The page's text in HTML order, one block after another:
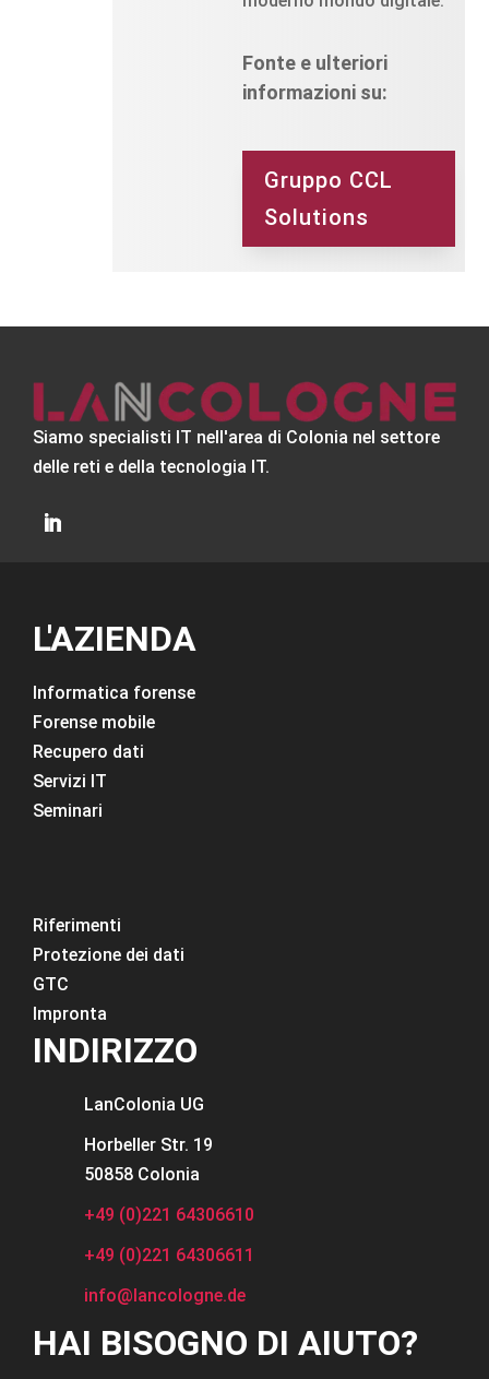
Fonte e ulteriori
informazioni su:
Gruppo CCL
Solutions
Siamo specialisti IT nell'area di Colonia nel settore
delle reti e della tecnologia IT.
L'AZIENDA
Informatica forense
Forense mobile
Recupero dati
Servizi IT
Seminari
Riferimenti
Protezione dei dati
GTC
Impronta
INDIRIZZO
LanColonia UG
Horbeller Str. 19
50858 Colonia
+49 (0)221 64306610
+49 (0)221 64306611
info@lancologne.de
HAI BISOGNO DI AIUTO?